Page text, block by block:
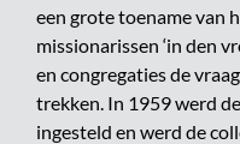
een grote toename van
missionarissen ‘in den
en congregaties de
trekken. In 1959 werd
ingesteld en werd de